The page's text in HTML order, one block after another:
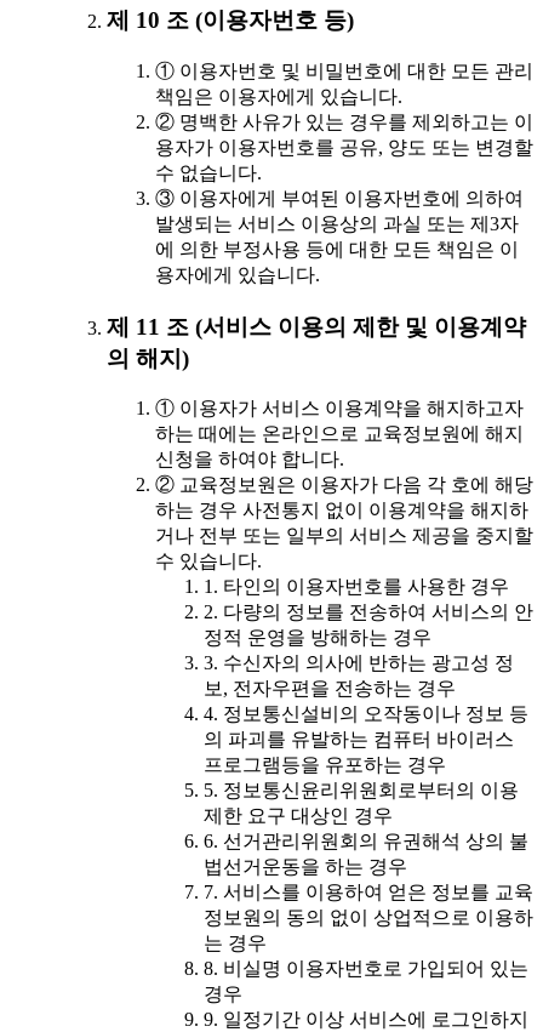
제 10 조 (이용자번호 등)
① 이용자번호 및 비밀번호에 대한 모든 관리
책임은 이용자에게 있습니다.
② 명백한 사유가 있는 경우를 제외하고는 이
용자가 이용자번호를 공유, 양도 또는 변경할
수 없습니다.
③ 이용자에게 부여된 이용자번호에 의하여
발생되는 서비스 이용상의 과실 또는 제3자
에 의한 부정사용 등에 대한 모든 책임은 이
용자에게 있습니다.
제 11 조 (서비스 이용의 제한 및 이용계약
의 해지)
① 이용자가 서비스 이용계약을 해지하고자
하는 때에는 온라인으로 교육정보원에 해지
신청을 하여야 합니다.
② 교육정보원은 이용자가 다음 각 호에 해당
하는 경우 사전통지 없이 이용계약을 해지하
거나 전부 또는 일부의 서비스 제공을 중지할
수 있습니다.
1. 타인의 이용자번호를 사용한 경우
2. 다량의 정보를 전송하여 서비스의 안
정적 운영을 방해하는 경우
3. 수신자의 의사에 반하는 광고성 정
보, 전자우편을 전송하는 경우
4. 정보통신설비의 오작동이나 정보 등
의 파괴를 유발하는 컴퓨터 바이러스
프로그램등을 유포하는 경우
5. 정보통신윤리위원회로부터의 이용
제한 요구 대상인 경우
6. 선거관리위원회의 유권해석 상의 불
법선거운동을 하는 경우
7. 서비스를 이용하여 얻은 정보를 교육
정보원의 동의 없이 상업적으로 이용하
는 경우
8. 비실명 이용자번호로 가입되어 있는
경우
9. 일정기간 이상 서비스에 로그인하지